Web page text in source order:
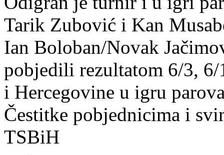
Tarik Zubović i Kan
Ian Boloban/Novak
pobjedili rezultatom 6/3,
i Hercegovine u igru
Čestitke pobjednicima i
TSBiH